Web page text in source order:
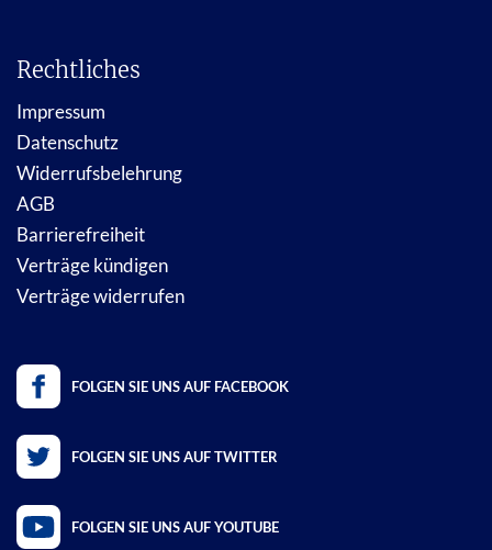
Rechtliches
Impressum
Datenschutz
Widerrufsbelehrung
AGB
Barrierefreiheit
Verträge kündigen
Verträge widerrufen
FOLGEN SIE UNS AUF FACEBOOK
FOLGEN SIE UNS AUF TWITTER
FOLGEN SIE UNS AUF YOUTUBE